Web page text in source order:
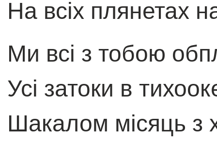
На всiх плянетах
Ми всi з тобою
Усi затоки в
Шакалом мiсяць з